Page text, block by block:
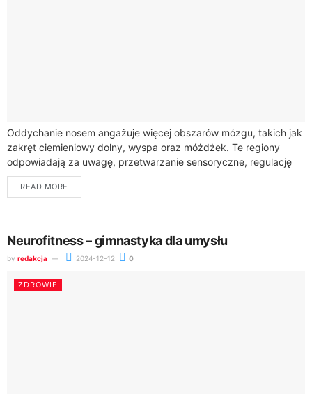
Oddychanie nosem angażuje więcej obszarów mózgu, takich jak
zakręt ciemieniowy dolny, wyspa oraz móżdżek. Te regiony
odpowiadają za uwagę, przetwarzanie sensoryczne, regulację
emocji i koordynację ruchową. Świadome oddychanie nosem
stymuluje...
READ MORE
Neurofitness – gimnastyka dla umysłu
by redakcja 2024-12-12 0
ZDROWIE